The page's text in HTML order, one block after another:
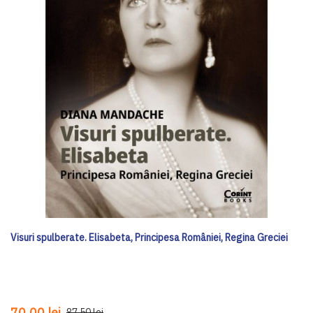
Visuri spulberate. Elisabeta, Principesa României, Regina Greciei